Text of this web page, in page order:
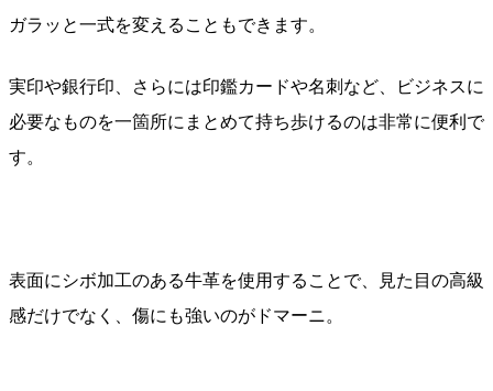
ガラッと一式を変えることもできます。
実印や銀行印、さらには印鑑カードや名刺など、ビジネスに
必要なものを一箇所にまとめて持ち歩けるのは非常に便利で
す。
表面にシボ加工のある牛革を使用することで、見た目の高級
感だけでなく、傷にも強いのがドマーニ。